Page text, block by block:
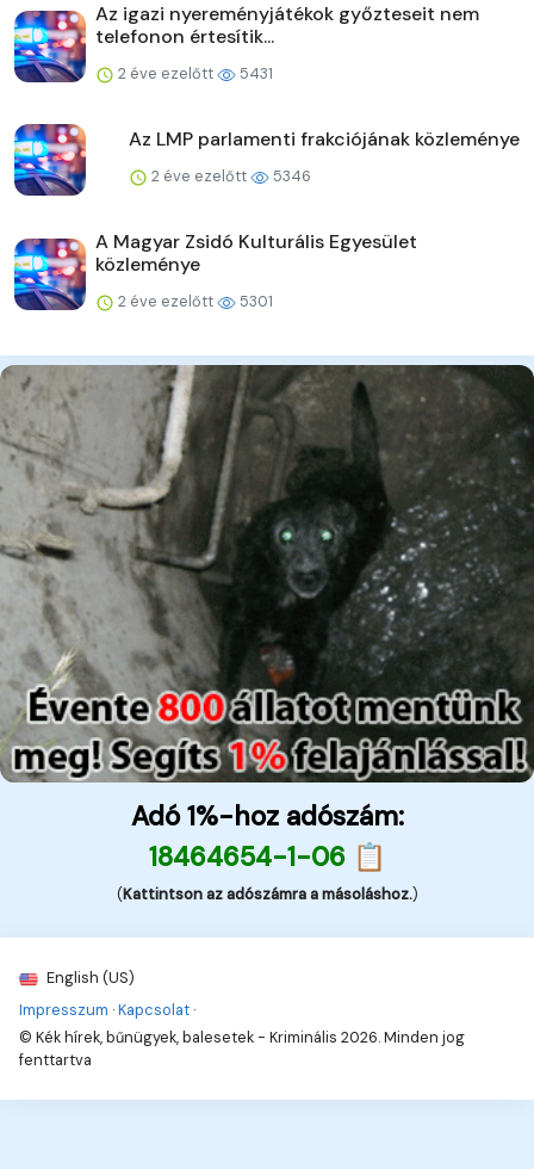
Az igazi nyereményjátékok győzteseit nem
telefonon értesítik...
2 éve ezelőtt 5431
Az LMP parlamenti frakciójának közleménye
2 éve ezelőtt 5346
A Magyar Zsidó Kulturális Egyesület
közleménye
2 éve ezelőtt 5301
Adó 1%-hoz adószám:
18464654-1-06 📋
(Kattintson az adószámra a másoláshoz.)
English (US)
Impresszum ·Kapcsolat ·
© Kék hírek, bűnügyek, balesetek - Kriminális 2026. Minden jog
fenttartva